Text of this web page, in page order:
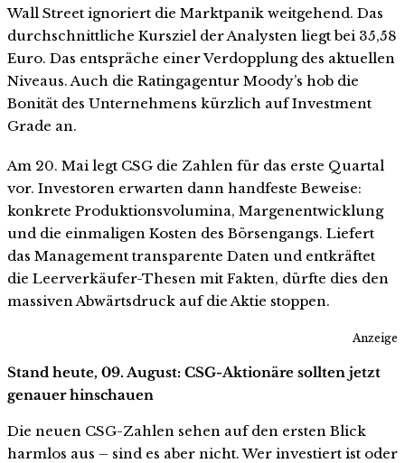
Wall Street ignoriert die Marktpanik weitgehend. Das
durchschnittliche Kursziel der Analysten liegt bei 35,58
Euro. Das entspräche einer Verdopplung des aktuellen
Niveaus. Auch die Ratingagentur Moody’s hob die
Bonität des Unternehmens kürzlich auf Investment
Grade an.
Am 20. Mai legt CSG die Zahlen für das erste Quartal
vor. Investoren erwarten dann handfeste Beweise:
konkrete Produktionsvolumina, Margenentwicklung
und die einmaligen Kosten des Börsengangs. Liefert
das Management transparente Daten und entkräftet
die Leerverkäufer-Thesen mit Fakten, dürfte dies den
massiven Abwärtsdruck auf die Aktie stoppen.
Anzeige
Stand heute, 09. August: CSG-Aktionäre sollten jetzt
genauer hinschauen
Die neuen CSG-Zahlen sehen auf den ersten Blick
harmlos aus – sind es aber nicht. Wer investiert ist oder